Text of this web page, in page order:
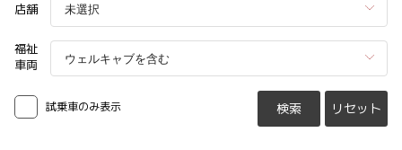
店舗
福祉
車両
試乗車のみ表示 検索 リセット